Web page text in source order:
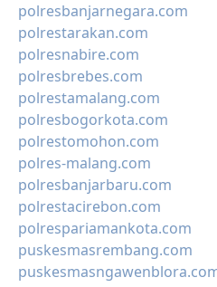
polresbanjarnegara.com
polrestarakan.com
polresnabire.com
polresbrebes.com
polrestamalang.com
polresbogorkota.com
polrestomohon.com
polres-malang.com
polresbanjarbaru.com
polrestacirebon.com
polrespariamankota.com
puskesmasrembang.com